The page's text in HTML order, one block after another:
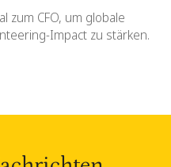
zum CFO, um globale
Impact zu stärken.